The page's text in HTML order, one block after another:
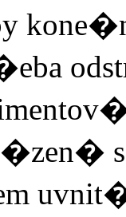
s
uvnit�.